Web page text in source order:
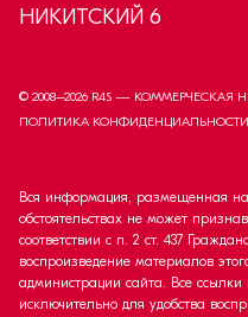
НИКИТСКИЙ 6
© 2008–2026 R4S — КОММЕРЧЕСКАЯ
ПОЛИТИКА КОНФИДЕНЦИАЛЬНОСТИ
Вся информация, размещенная
обстоятельствах не может
соответствии с п. 2 ст. 437
воспроизведение материалов
администрации сайта. Все
исключительно для удобства